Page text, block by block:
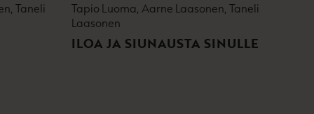
Taneli
Tapio Luoma, Aarne Laasonen, Taneli
Laasonen
ILOA JA SIUNAUSTA SINULLE